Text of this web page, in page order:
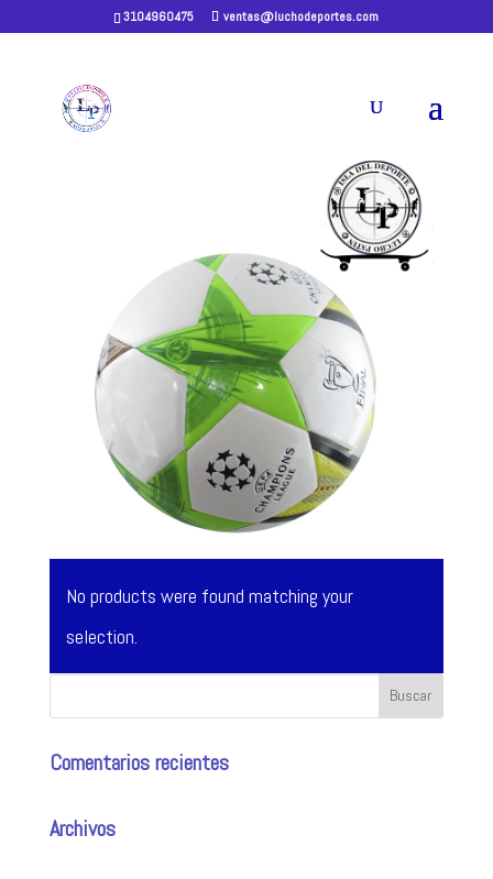
3104960475 ventas@luchodeportes.com
Home/
BALON MICRO
No products were found matching your
selection.
Comentarios recientes
Archivos